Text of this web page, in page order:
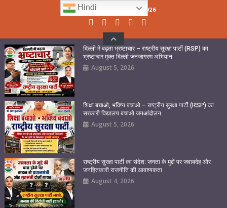
Thursday, August 06, 2026
दिल्ली में बढ़ता भ्रष्टाचार – राष्ट्रीय सुरक्षा पार्टी (RSP) का
भ्रष्टाचार मुक्त दिल्ली जनजागरण अभियान
August 5, 2026
शिक्षा बचाओ, भविष्य बचाओ – राष्ट्रीय सुरक्षा पार्टी (RSP) का
सरकारी विद्यालय बचाओ जनआंदोलन
August 5, 2026
राष्ट्रीय सुरक्षा पार्टी का संदेश: जनता के मुद्दों पर जवाबदेह और
जनहितकारी राजनीति की आवश्यकता
August 4, 2026
Hindi